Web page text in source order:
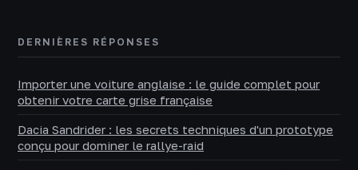
DERNIÈRES RÉPONSES
Importer une voiture anglaise : le guide complet pour
obtenir votre carte grise française
Dacia Sandrider : les secrets techniques d'un prototype
conçu pour dominer le rallye-raid